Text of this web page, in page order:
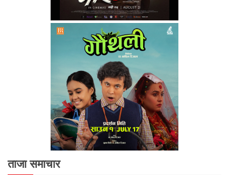
ताजा समाचार